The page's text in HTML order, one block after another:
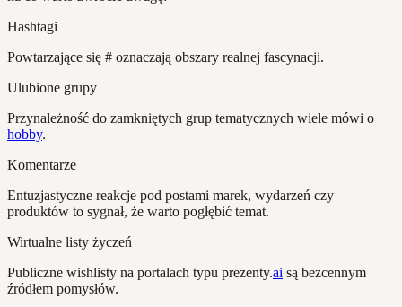
Hashtagi
Powtarzające się # oznaczają obszary realnej fascynacji.
Ulubione grupy
Przynależność do zamkniętych grup tematycznych wiele mówi o
hobby.
Komentarze
Entuzjastyczne reakcje pod postami marek, wydarzeń czy
produktów to sygnał, że warto pogłębić temat.
Wirtualne listy życzeń
Publiczne wishlisty na portalach typu prezenty.ai są bezcennym
źródłem pomysłów.